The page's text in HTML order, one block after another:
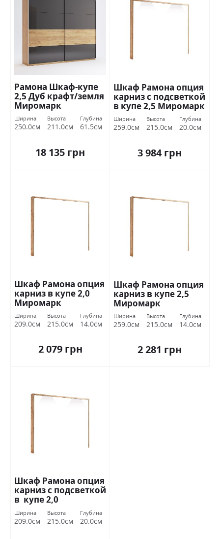
Рамона Шкаф-купе
2,5 Дуб крафт/земля
Миромарк
Ширина
250.0см
Высота
211.0см
Глубина
61.5см
18 135 грн
Шкаф Рамона опция
карниз с подсветкой
в ​купе 2,5 Миромарк
Ширина
259.0см
Высота
215.0см
Глубина
20.0см
3 984 грн
Шкаф Рамона опция
карниз в купе 2,0
Миромарк
Ширина
209.0см
Высота
215.0см
Глубина
14.0см
2 079 грн
Шкаф Рамона опция
карниз в купе 2,5
Миромарк
Ширина
259.0см
Высота
215.0см
Глубина
14.0см
2 281 грн
Шкаф Рамона опция
карниз с подсветкой
в ​ купе 2,0
Миромарк
Ширина
209.0см
Высота
215.0см
Глубина
20.0см